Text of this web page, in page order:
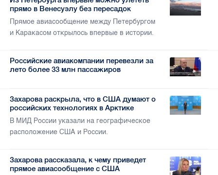
прямо в Венесуэлу без пересадок
Прямое авиасообщение между Петербургом
и Каракасом открылось впервые в истории.
Российские авиакомпании перевезли за
лето более 33 млн пассажиров
Захарова раскрыла, что в США думают о
российских технологиях в Арктике
В МИД России указали на географическое
расположение США и России.
Захарова рассказала, к чему приведет
прямое авиасообщение с США